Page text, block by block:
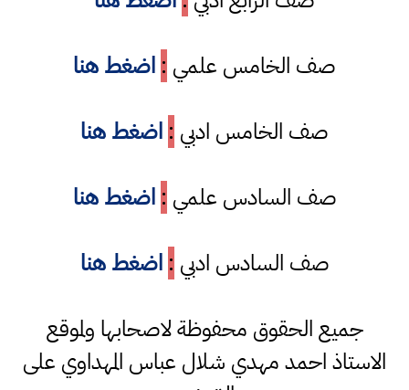
صف الخامس علمي : اضغط هنا
صف الخامس ادبي : اضغط هنا
صف السادس علمي : اضغط هنا
صف السادس ادبي : اضغط هنا
جميع الحقوق محفوظة لاصحابها ولموقع
الاستاذ احمد مهدي شلال عباس المهداوي على